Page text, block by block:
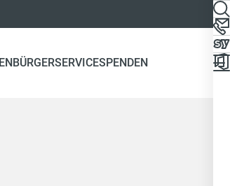
BÜRGERSERVICESPENDEN